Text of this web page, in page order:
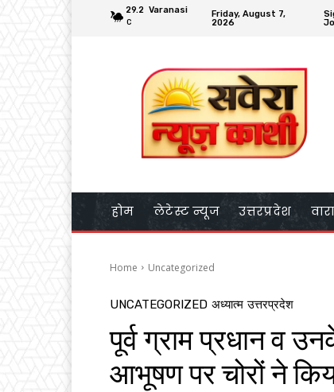
29.2
C
Varanasi
Friday, August 7,
2026
होम लेटेस्ट न्यूज उत्तरप्रदेश
Home Uncategorized
UNCATEGORIZED अध्यात्म उत्तरप्रदेश
पूर्व ग्राम प्रधान व
आभूषण पर चोरों ने